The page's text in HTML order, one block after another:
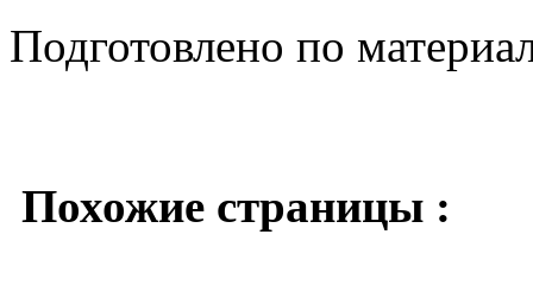
Подготовлено по
Похожие страницы :